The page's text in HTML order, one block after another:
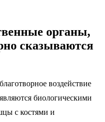
органы,
сказываются
воздействие
биологическими
с костями и